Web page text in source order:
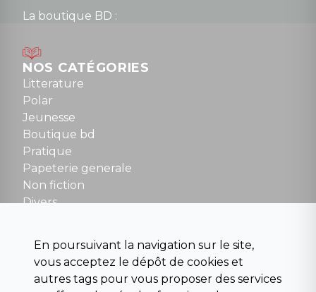
La boutique BD :
Mardi au samedi : 10h à 13h / 14h à 19h
Dimanche : 10h30 à 12h30
Tel : 01 48 89 13 88
Fermé le dimanche en Juillet et Août
NOUS CONTACTER
contact@la-griffe-noire.com
NOS CATÉGORIES
Litterature
Polar
Jeunesse
Boutique bd
Pratique
Papeterie generale
Non fiction
Divers
Para scolaire
Histoire
Pochoteque
En poursuivant la navigation sur le site,
vous acceptez le dépôt de cookies et
autres tags pour vous proposer des services